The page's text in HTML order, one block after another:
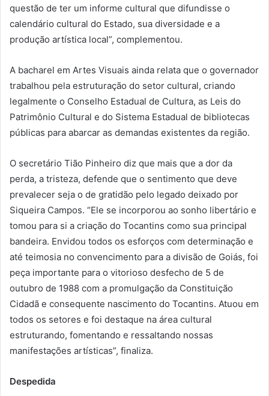
questão de ter um informe cultural que difundisse o
calendário cultural do Estado, sua diversidade e a
produção artística local”, complementou.
A bacharel em Artes Visuais ainda relata que o governador
trabalhou pela estruturação do setor cultural, criando
legalmente o Conselho Estadual de Cultura, as Leis do
Patrimônio Cultural e do Sistema Estadual de bibliotecas
públicas para abarcar as demandas existentes da região.
O secretário Tião Pinheiro diz que mais que a dor da
perda, a tristeza, defende que o sentimento que deve
prevalecer seja o de gratidão pelo legado deixado por
Siqueira Campos. “Ele se incorporou ao sonho libertário e
tomou para si a criação do Tocantins como sua principal
bandeira. Envidou todos os esforços com determinação e
até teimosia no convencimento para a divisão de Goiás, foi
peça importante para o vitorioso desfecho de 5 de
outubro de 1988 com a promulgação da Constituição
Cidadã e consequente nascimento do Tocantins. Atuou em
todos os setores e foi destaque na área cultural
estruturando, fomentando e ressaltando nossas
manifestações artísticas”, finaliza.
Despedida